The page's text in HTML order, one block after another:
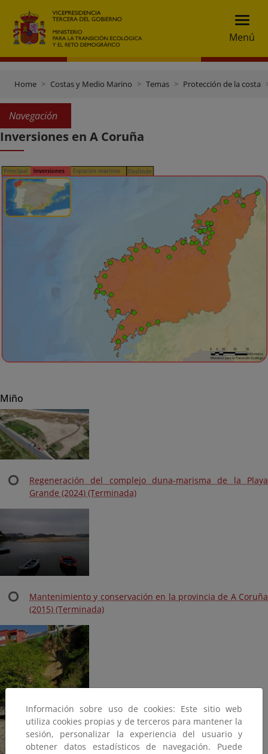
Menú
Home Costas y Medio Marino Temas Protección de la costa
Navegación
Inversiones en A Coruña
Miño
Regeneración del complejo duna-marisma de la Playa
Grande (2024) (Terminada)
Mantenimiento y conservación en la provincia de A Coruña
(2015) (Terminada)
Información sobre uso de cookies: Este sitio web
utiliza cookies propias y de terceros para mantener la
sesión, personalizar la experiencia del usuario y
obtener datos estadísticos de navegación. Puede